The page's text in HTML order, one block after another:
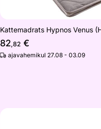
Kattemadrats Hypnos Venus
82,82 €
ajavahemikul 27.08 - 03.09
Kattemadrats Hypnos